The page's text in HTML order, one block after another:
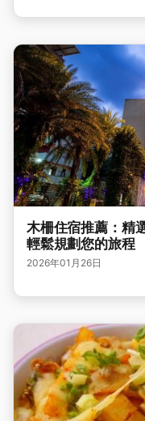
木柵住宿推薦：精
輕鬆規劃您的旅程
2026年01月26日